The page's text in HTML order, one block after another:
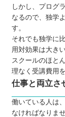
しかし、プログ
なるので、独学
す。
それでも独学に
用対効果は大き
スクールのほと
理なく受講費用
仕事と両立さ
働いている人は
なければなりませ